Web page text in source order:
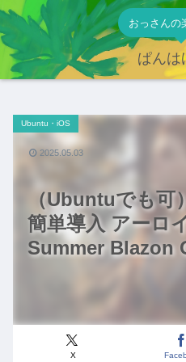
おっさんの
ぱんは
（Ubuntuでも可
簡単導入 アーロ
Summer Blazon
Ubuntu・iOS
X
2025.05.03